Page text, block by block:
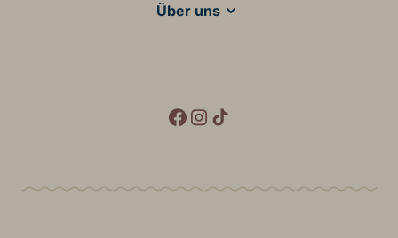
Über uns
Social Media